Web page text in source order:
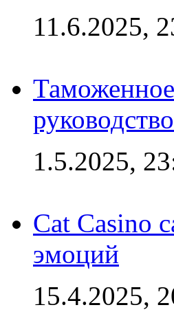
11.6.2025,
1.5.2025,
Cat Casino
эмоций
15.4.2025,